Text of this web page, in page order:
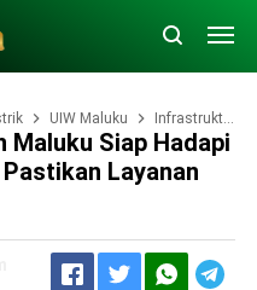
UIW Maluku Infrastruktur Kelistrikan Maluku Siap Hadapi Libur Idulfitri 2025, PLN Pastikan Layanan Optimal
Siap Hadapi
Layanan